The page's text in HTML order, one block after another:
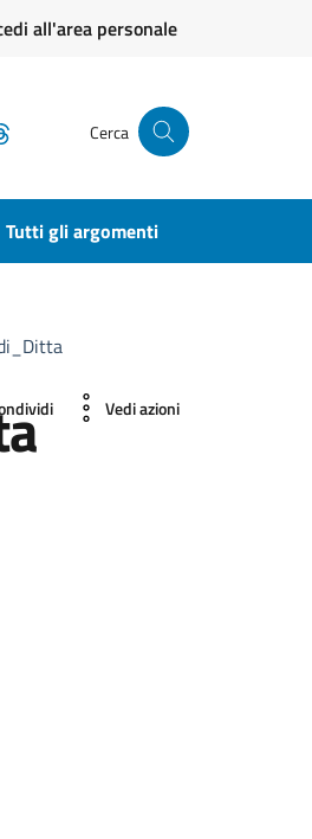
all'area personale
Cerca
Tutti gli argomenti
Vedi azioni